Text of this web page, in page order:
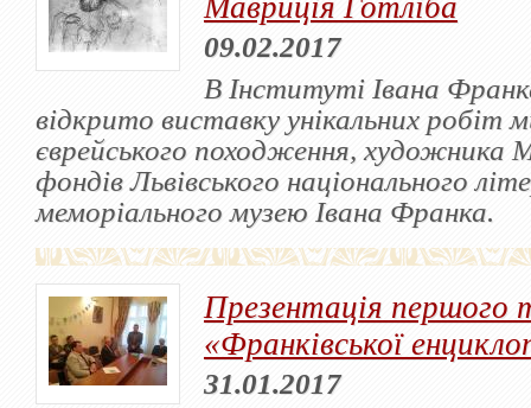
Мавриція Готліба
09.02.2017
В Інституті Івана
відкрито виставку унікальних робіт
єврейського походження, художника
фондів Львівського національного
меморіального музею Івана Франка.
Презентація першого
«Франківської
31.01.2017